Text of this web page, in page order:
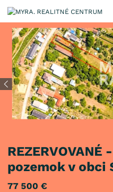
REZERVOVANÉ
pozemok v obci
77 500 €